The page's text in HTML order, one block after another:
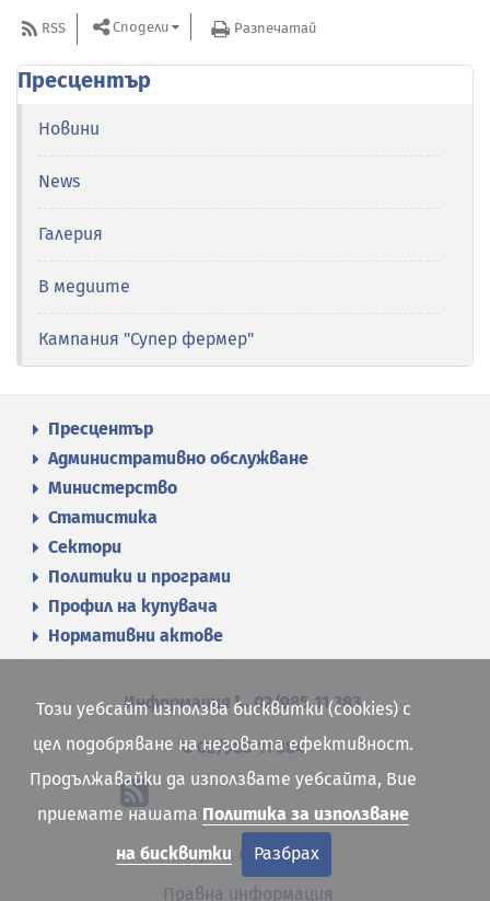
RSS Сподели Разпечатай
Пресцентър
Новини
News
Галерия
В медиите
Кампания "Супер фермер"
Пресцентър
Административно обслужване
Министерство
Статистика
Сектори
Политики и програми
Профил на купувача
Нормативни актове
Информация 02/985 11 383
02/985 11 384
Карта на сайта
Правна информация
Този уебсайт използва бисквитки (cookies) с
цел подобряване на неговата ефективност.
Продължавайки да използвате уебсайта, Вие
приемате нашата Политика за използване
на бисквитки
Разбрах